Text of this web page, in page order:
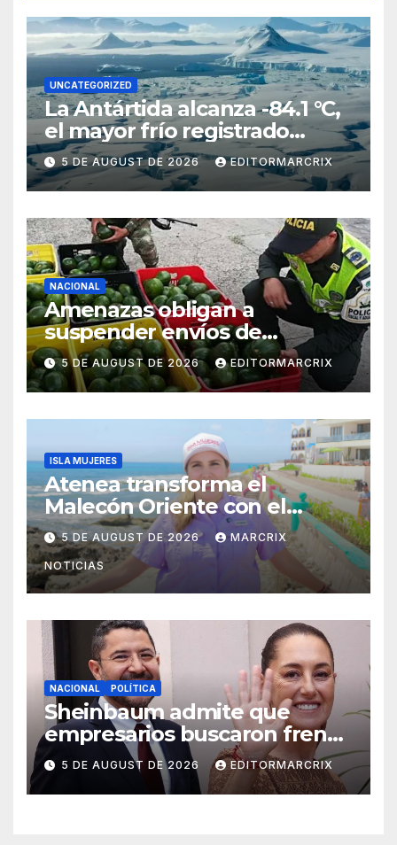
UNCATEGORIZED
La Antártida alcanza -84.1 °C,
el mayor frío registrado
desde 2012
5 DE AUGUST DE 2026 EDITORMARCRIX
NACIONAL
Amenazas obligan a
suspender envíos de
aguacate michoacano a EU
5 DE AUGUST DE 2026 EDITORMARCRIX
ISLA MUJERES
Atenea transforma el
Malecón Oriente con el
nuevo Paseo de las Sirenas
5 DE AUGUST DE 2026 MARCRIX
NOTICIAS
NACIONAL POLÍTICA
Sheinbaum admite que
empresarios buscaron frenar
llegada de Batres a la Corte
5 DE AUGUST DE 2026 EDITORMARCRIX